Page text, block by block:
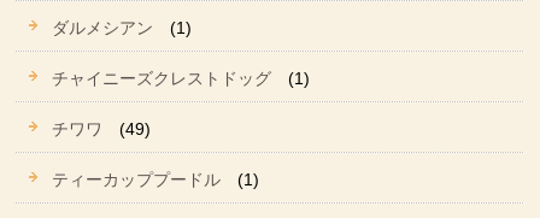
ダルメシアン (1)
チャイニーズクレストドッグ (1)
チワワ (49)
ティーカッププードル (1)